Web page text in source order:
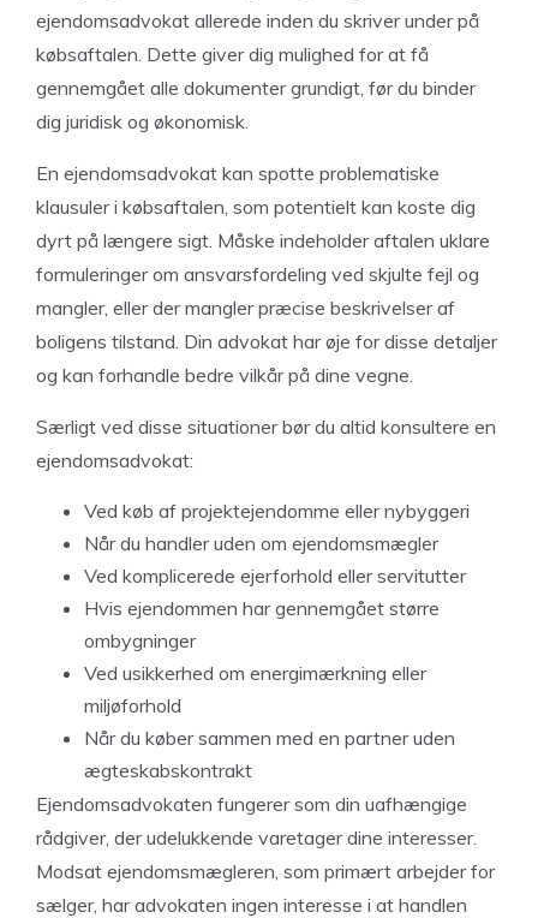
ejendomsadvokat allerede inden du skriver under på
købsaftalen. Dette giver dig mulighed for at få
gennemgået alle dokumenter grundigt, før du binder
dig juridisk og økonomisk.
En ejendomsadvokat kan spotte problematiske
klausuler i købsaftalen, som potentielt kan koste dig
dyrt på længere sigt. Måske indeholder aftalen uklare
formuleringer om ansvarsfordeling ved skjulte fejl og
mangler, eller der mangler præcise beskrivelser af
boligens tilstand. Din advokat har øje for disse detaljer
og kan forhandle bedre vilkår på dine vegne.
Særligt ved disse situationer bør du altid konsultere en
ejendomsadvokat:
Ved køb af projektejendomme eller nybyggeri
Når du handler uden om ejendomsmægler
Ved komplicerede ejerforhold eller servitutter
Hvis ejendommen har gennemgået større
ombygninger
Ved usikkerhed om energimærkning eller
miljøforhold
Når du køber sammen med en partner uden
ægteskabskontrakt
Ejendomsadvokaten fungerer som din uafhængige
rådgiver, der udelukkende varetager dine interesser.
Modsat ejendomsmægleren, som primært arbejder for
sælger, har advokaten ingen interesse i at handlen